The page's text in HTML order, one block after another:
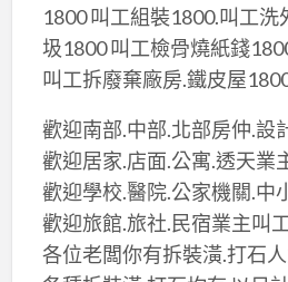
1800 叫工組裝1800.叫工洗
圾1800 叫工檢骨燒紙錢
叫工拆廢棄廠房.鐵皮屋
歡迎南部.中部.北部房仲.設
歡迎居家.店面.公寓.透天業
歡迎學校.醫院.公家機關.中
歡迎旅館.旅社.民宿業主叫
各位老闆你有拆裝潢.打石